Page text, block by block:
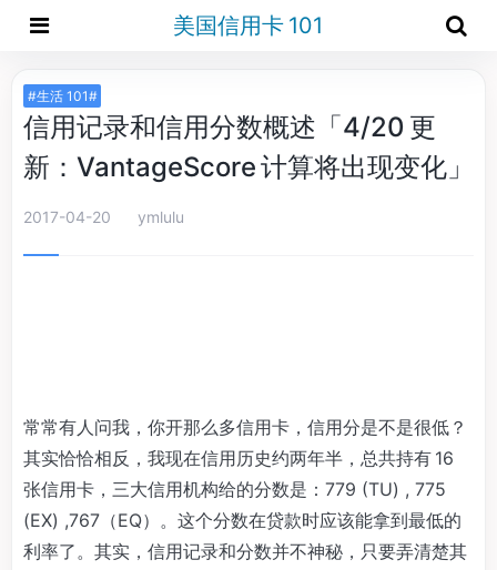
美国信用卡 101
#生活 101#
信用记录和信用分数概述「4/20 更
新：VantageScore 计算将出现变化」
2017-04-20 ymlulu
常常有人问我，你开那么多信用卡，信用分是不是很低？
其实恰恰相反，我现在信用历史约两年半，总共持有 16
张信用卡，三大信用机构给的分数是：779 (TU) , 775
(EX) ,767（EQ）。这个分数在贷款时应该能拿到最低的
利率了。其实，信用记录和分数并不神秘，只要弄清楚其